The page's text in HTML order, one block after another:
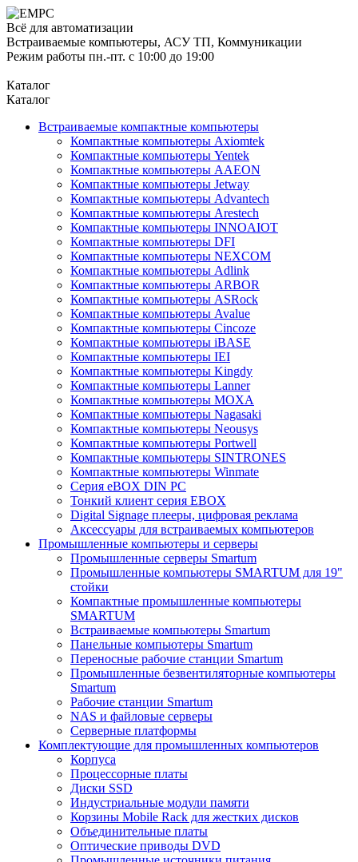
Всё для автоматизации
Встраиваемые компьютеры, АСУ ТП, Коммуникации
Режим работы пн.-пт. с 10:00 до 19:00
Каталог
Каталог
Встраиваемые компактные компьютеры
Компактные компьютеры Axiomtek
Компактные компьютеры Yentek
Компактные компьютеры AAEON
Компактные компьютеры Jetway
Компактные компьютеры Advantech
Компактные компьютеры Arestech
Компактные компьютеры INNOAIOT
Компактные компьютеры DFI
Компактные компьютеры NEXCOM
Компактные компьютеры Adlink
Компактные компьютеры ARBOR
Компактные компьютеры ASRock
Компактные компьютеры Avalue
Компактные компьютеры Cincoze
Компактные компьютеры iBASE
Компактные компьютеры IEI
Компактные компьютеры Kingdy
Компактные компьютеры Lanner
Компактные компьютеры MOXA
Компактные компьютеры Nagasaki
Компактные компьютеры Neousys
Компактные компьютеры Portwell
Компактные компьютеры SINTRONES
Компактные компьютеры Winmate
Серия eBOX DIN PC
Тонкий клиент серия EBOX
Digital Signage плееры, цифровая реклама
Аксессуары для встраиваемых компьютеров
Промышленные компьютеры и серверы
Промышленные серверы Smartum
Промышленные компьютеры SMARTUM для 19"
стойки
Компактные промышленные компьютеры
SMARTUM
Встраиваемые компьютеры Smartum
Панельные компьютеры Smartum
Переносные рабочие станции Smartum
Промышленные безвентиляторные компьютеры
Smartum
Рабочие станции Smartum
NAS и файловые серверы
Серверные платформы
Комплектующие для промышленных компьютеров
Корпуса
Процессорные платы
Диски SSD
Индустриальные модули памяти
Корзины Mobile Rack для жестких дисков
Объединительные платы
Оптические приводы DVD